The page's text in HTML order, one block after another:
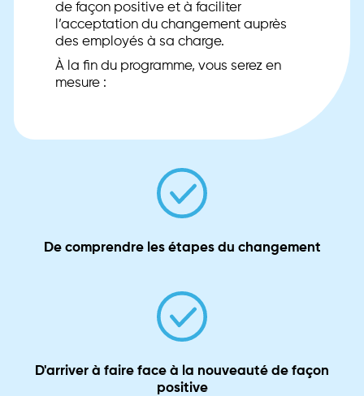
de façon positive et à faciliter
l’acceptation du changement auprès
des employés à sa charge.
À la fin du programme, vous serez en
mesure :
De comprendre les étapes du changement
D'arriver à faire face à la nouveauté de façon
positive